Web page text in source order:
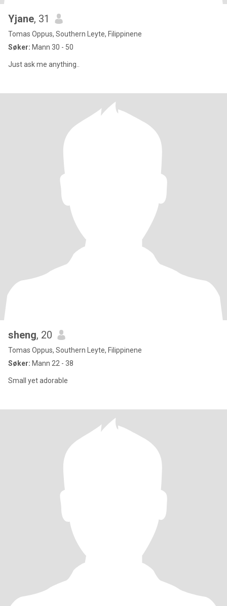
Yjane, 31
Tomas Oppus, Southern Leyte, Filippinene
Søker: Mann 30 - 50
Just ask me anything..
sheng, 20
Tomas Oppus, Southern Leyte, Filippinene
Søker: Mann 22 - 38
Small yet adorable